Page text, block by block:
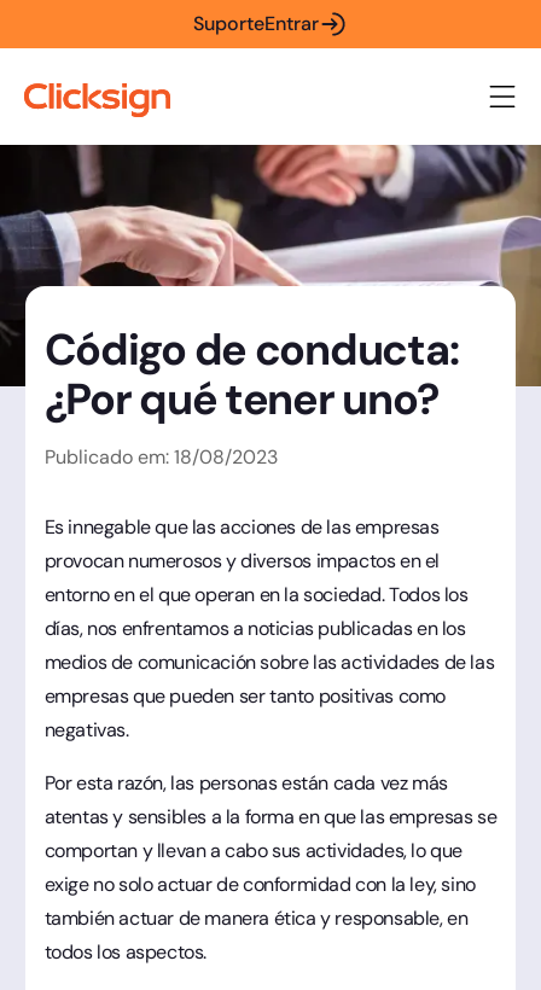
SuporteEntrar
Código de conducta:
¿Por qué tener uno?
Publicado em: 18/08/2023
Es innegable que las acciones de las empresas
provocan numerosos y diversos impactos en el
entorno en el que operan en la sociedad. Todos los
días, nos enfrentamos a noticias publicadas en los
medios de comunicación sobre las actividades de las
empresas que pueden ser tanto positivas como
negativas.
Por esta razón, las personas están cada vez más
atentas y sensibles a la forma en que las empresas se
comportan y llevan a cabo sus actividades, lo que
exige no solo actuar de conformidad con la ley, sino
también actuar de manera ética y responsable, en
todos los aspectos.